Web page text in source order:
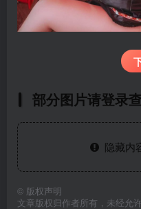
部分图片请登录
隐藏内
© 版权声明
文章版权归作者所有，未经允许